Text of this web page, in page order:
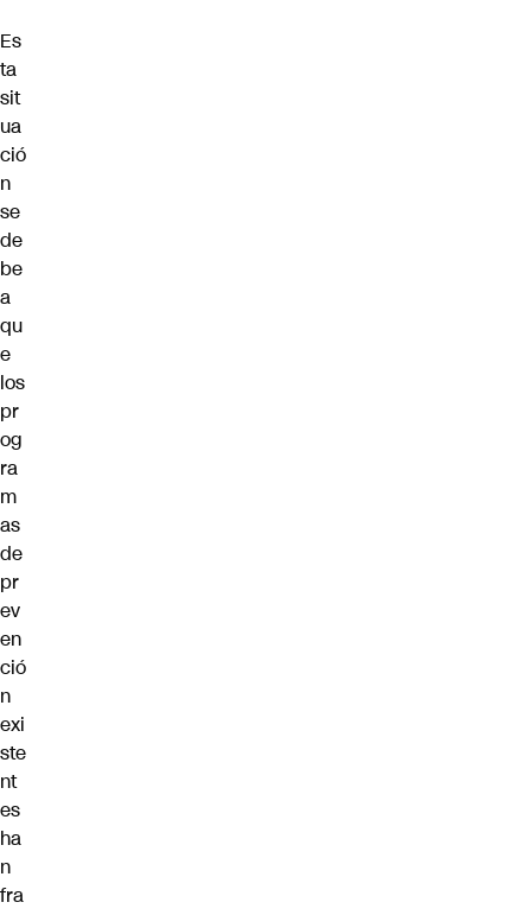
Es
ta
sit
ua
ció
n
se
de
be
a
qu
e
los
pr
og
ra
m
as
de
pr
ev
en
ció
n
exi
ste
nt
es
ha
n
fra